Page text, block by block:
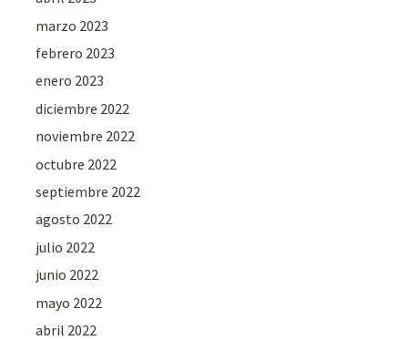
marzo 2023
febrero 2023
enero 2023
diciembre 2022
noviembre 2022
octubre 2022
septiembre 2022
agosto 2022
julio 2022
junio 2022
mayo 2022
abril 2022